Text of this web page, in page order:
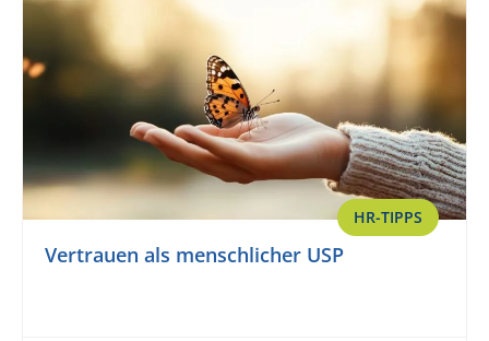
HR-TIPPS
Vertrauen als menschlicher USP